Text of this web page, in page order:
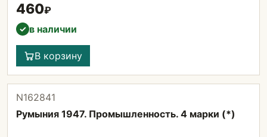
460₽
✓ в наличии
В корзину
N162841
Румыния 1947. Промышленность. 4 марки (*)